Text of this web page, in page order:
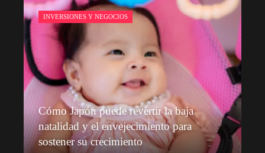
INVERSIONES Y NEGOCIOS
Cómo Japón puede revertir la baja
natalidad y el envejecimiento para
sostener su crecimiento